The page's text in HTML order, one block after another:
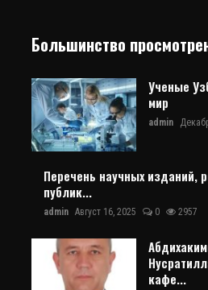
Большинство
Ученые
мир
admin
Перечень научных изданий,
публик...
admin Август 16, 2025 0 2957
кафе...